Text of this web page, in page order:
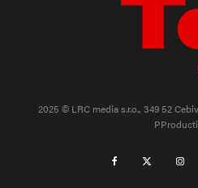
2025 © LRC media s.r.o., 349 52